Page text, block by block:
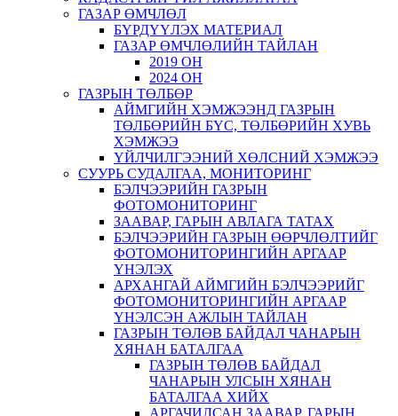
ГАЗАР ӨМЧЛӨЛ
БҮРДҮҮЛЭХ МАТЕРИАЛ
ГАЗАР ӨМЧЛӨЛИЙН ТАЙЛАН
2019 ОН
2024 ОН
ГАЗРЫН ТӨЛБӨР
АЙМГИЙН ХЭМЖЭЭНД ГАЗРЫН
ТӨЛБӨРИЙН БҮС, ТӨЛБӨРИЙН ХУВЬ
ХЭМЖЭЭ
ҮЙЛЧИЛГЭЭНИЙ ХӨЛСНИЙ ХЭМЖЭЭ
СУУРЬ СУДАЛГАА, МОНИТОРИНГ
БЭЛЧЭЭРИЙН ГАЗРЫН
ФОТОМОНИТОРИНГ
ЗААВАР, ГАРЫН АВЛАГА ТАТАХ
БЭЛЧЭЭРИЙН ГАЗРЫН ӨӨРЧЛӨЛТИЙГ
ФОТОМОНИТОРИНГИЙН АРГААР
ҮНЭЛЭХ
АРХАНГАЙ АЙМГИЙН БЭЛЧЭЭРИЙГ
ФОТОМОНИТОРИНГИЙН АРГААР
ҮНЭЛСЭН АЖЛЫН ТАЙЛАН
ГАЗРЫН ТӨЛӨВ БАЙДАЛ ЧАНАРЫН
ХЯНАН БАТАЛГАА
ГАЗРЫН ТӨЛӨВ БАЙДАЛ
ЧАНАРЫН УЛСЫН ХЯНАН
БАТАЛГАА ХИЙХ
АРГАЧИЛСАН ЗААВАР, ГАРЫН